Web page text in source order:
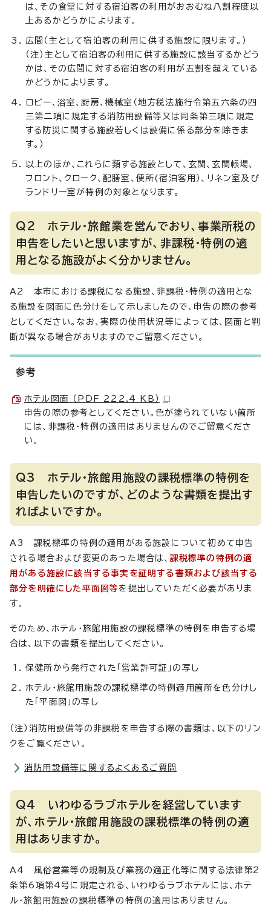
は、その食堂に対する宿泊客の利用がおおむね八割程度以
上あるかどうかによります。
広間（主として宿泊客の利用に供する施設に限ります。）
（注）主として宿泊客の利用に供する施設に該当するかどう
かは、その広間に対する宿泊客の利用が五割を超えている
かどうかによります。
ロビー、浴室、厨房、機械室（地方税法施行令第五六条の四
三第二項に規定する消防用設備等又は同条第三項に規定
する防災に関する施設若しくは設備に係る部分を除きま
す。）
以上のほか、これらに類する施設として、玄関、玄関帳場、
フロント、クローク、配膳室、便所(宿泊客用）、リネン室及び
ランドリー室が特例の対象となります。
Q2 ホテル・旅館業を営んでおり、事業所税の
申告をしたいと思いますが、非課税・特例の適
用となる施設がよく分かりません。
A2 本市における課税になる施設、非課税・特例の適用とな
る施設を図面に色分けをして示しましたので、申告の際の参考
としてください。なお、実際の使用状況等によっては、図面と判
断が異なる場合がありますのでご留意ください。
参考
ホテル図面 （PDF 222.4 KB）
申告の際の参考としてください。色が塗られていない箇所
には、非課税・特例の適用はありませんのでご留意くださ
い。
Q3 ホテル・旅館用施設の課税標準の特例を
申告したいのですが、どのような書類を提出す
ればよいですか。
A3 課税標準の特例の適用がある施設について初めて申告
される場合および変更のあった場合は、 課税標準の特例の適
用がある施設に該当する事実を証明する書類および該当する
部分を明確にした平面図等を提出していただく必要がありま
す。
そのため、ホテル・旅館用施設の課税標準の特例を申告する場
合は、以下の書類を提出してください。
保健所から発行された「営業許可証」の写し
ホテル・旅館用施設の課税標準の特例適用箇所を色分けし
た「平面図」の写し
（注）消防用設備等の非課税を申告する際の書類は、以下のリン
クをご覧ください。
消防用設備等に関するよくあるご質問
Q4 いわゆるラブホテルを経営しています
が、ホテル・旅館用施設の課税標準の特例の適
用はありますか。
A4 風俗営業等の規制及び業務の適正化等に関する法律第2
条第6項第4号に規定される、いわゆるラブホテルには、ホテ
ル・旅館用施設の課税標準の特例の適用はありません。